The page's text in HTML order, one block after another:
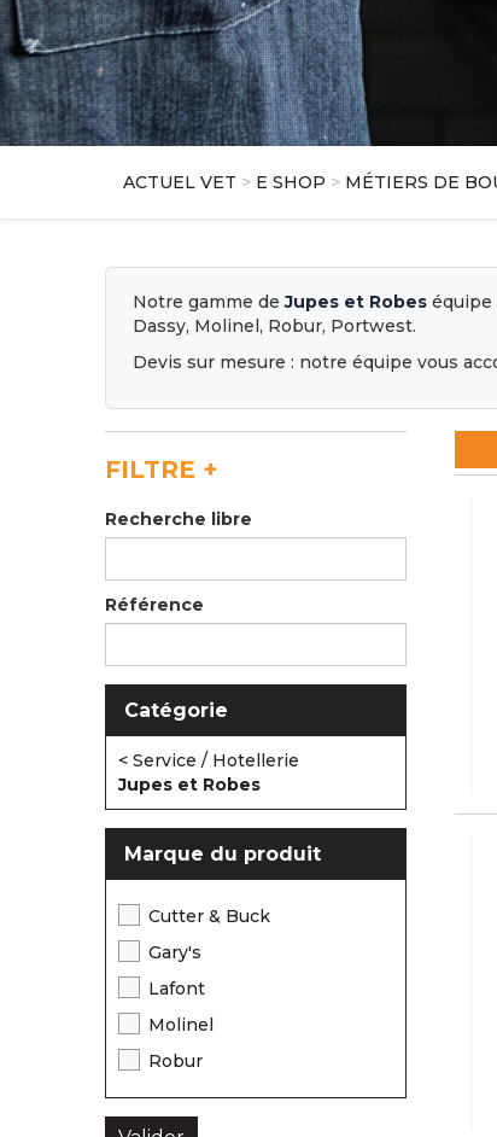
ACTUEL VET > E SHOP > MÉTIERS DE
Notre gamme deJupes et Robes équipe
Dassy, Molinel, Robur, Portwest.
Devis sur mesure : notre équipe vous
FILTRE +
Recherche libre
Référence
Catégorie
< Service / Hotellerie
Jupes et Robes
Marque du produit
Cutter & Buck
Gary's
Lafont
Molinel
Robur